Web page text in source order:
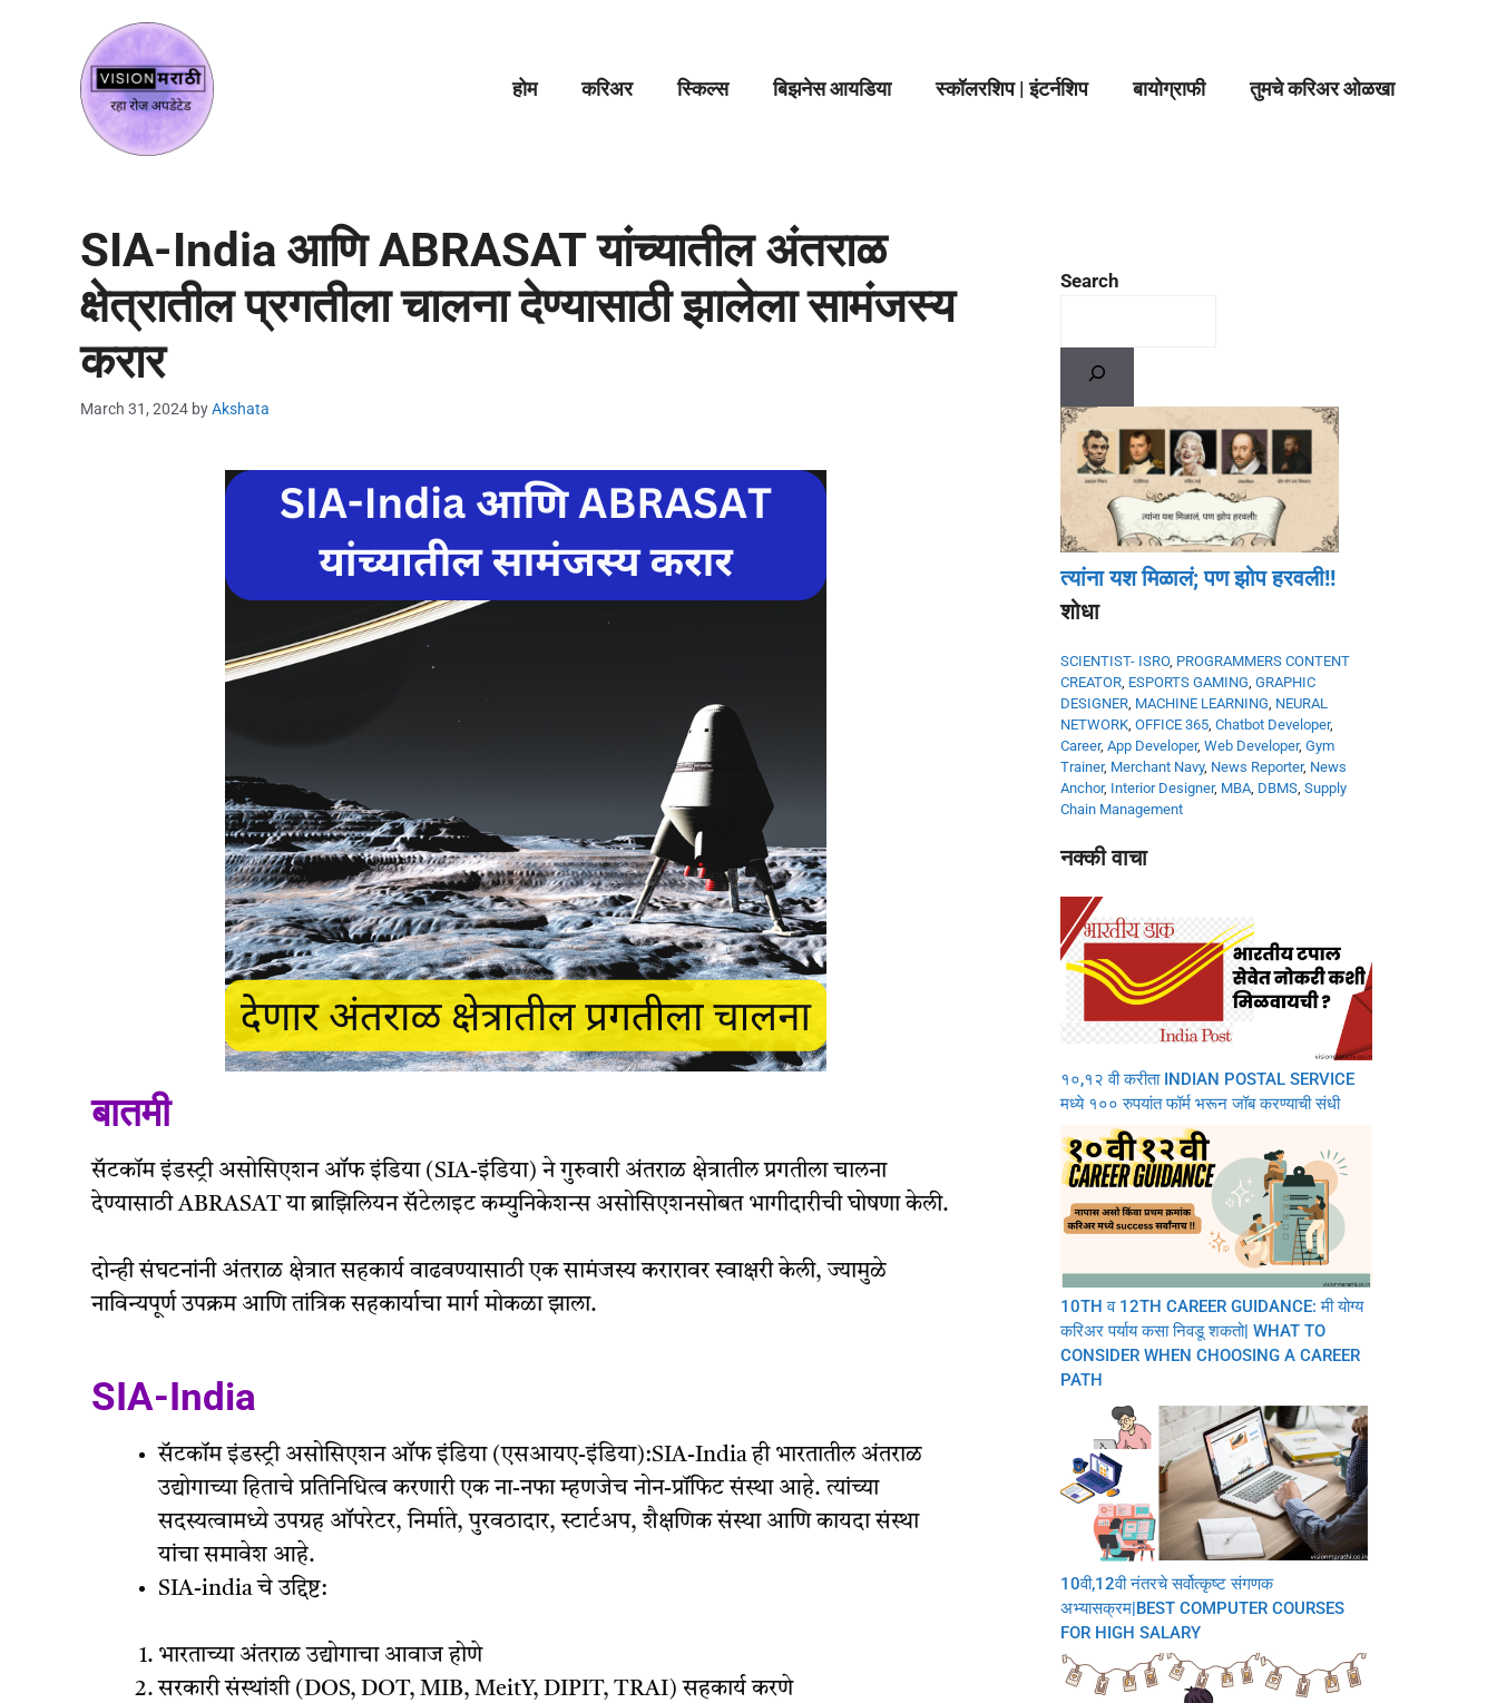
होम करिअर स्किल्स बिझनेस आयडिया स्कॉलरशिप | इंटर्नशिप बायोग्राफी तुमचे करिअर ओळखा
SIA-India आणि ABRASAT यांच्यातील अंतराळ
क्षेत्रातील प्रगतीला चालना देण्यासाठी झालेला सामंजस्य
करार
March 31, 2024 byAkshata
बातमी
सॅटकॉम इंडस्ट्री असोसिएशन ऑफ इंडिया (SIA-इंडिया) ने गुरुवारी अंतराळ क्षेत्रातील प्रगतीला चालना
देण्यासाठी ABRASAT या ब्राझिलियन सॅटेलाइट कम्युनिकेशन्स असोसिएशनसोबत भागीदारीची घोषणा केली.
दोन्ही संघटनांनी अंतराळ क्षेत्रात सहकार्य वाढवण्यासाठी एक सामंजस्य करारावर स्वाक्षरी केली, ज्यामुळे
नाविन्यपूर्ण उपक्रम आणि तांत्रिक सहकार्याचा मार्ग मोकळा झाला.
SIA-India
सॅटकॉम इंडस्ट्री असोसिएशन ऑफ इंडिया (एसआयए-इंडिया):SIA-India ही भारतातील अंतराळ
उद्योगाच्या हिताचे प्रतिनिधित्व करणारी एक ना-नफा म्हणजेच नोन-प्रॉफिट संस्था आहे. त्यांच्या
सदस्यत्वामध्ये उपग्रह ऑपरेटर, निर्माते, पुरवठादार, स्टार्टअप, शैक्षणिक संस्था आणि कायदा संस्था
यांचा समावेश आहे.
SIA-india चे उद्दिष्ट:
भारताच्या अंतराळ उद्योगाचा आवाज होणे
सरकारी संस्थांशी (DOS, DOT, MIB, MeitY, DIPIT, TRAI) सहकार्य करणे
Search
त्यांना यश मिळालं; पण झोप हरवली!!
शोधा
SCIENTIST- ISRO, PROGRAMMERS CONTENT
CREATOR ESPORTS GAMING GRAPHIC
DESIGNER MACHINE LEARNING NEURAL
NETWORK OFFICE 365 Chatbot Developer,
Career, App Developer, Web Developer, Gym
Trainer, Merchant Navy, News Reporter, News
Anchor, Interior Designer, MBA DBMS Supply
Chain Management
नक्की वाचा
१०,१२ वी करीता INDIAN POSTAL SERVICE
मध्ये १०० रुपयांत फॉर्म भरून जॉब करण्याची संधी
10TH व 12TH CAREER GUIDANCE: मी योग्य
करिअर पर्याय कसा निवडू शकतो| WHAT TO
CONSIDER WHEN CHOOSING A CAREER
PATH
10वी,12वी नंतरचे सर्वोत्कृष्ट संगणक
अभ्यासक्रम|BEST COMPUTER COURSES
FOR HIGH SALARY